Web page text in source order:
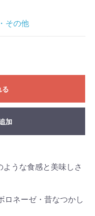
その他
る
加
うな食感と美味しさ
ロネーゼ・昔なつかし